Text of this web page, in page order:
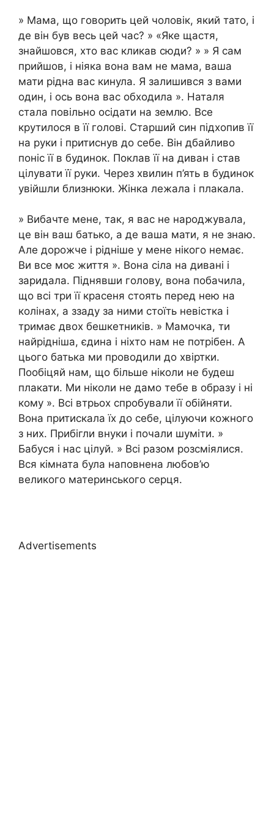
» Мама, що говорить цей чоловік, який тато, і
де він був весь цей час? » «Яке щастя,
знайшовся, хто вас кликав сюди? » » Я сам
прийшов, і ніяка вона вам не мама, ваша
мати рідна вас кинула. Я залишився з вами
один, і ось вона вас обходила ». Наталя
стала повільно осідати на землю. Все
крутилося в її голові. Старший син підхопив її
на руки і притиснув до себе. Він дбайливо
поніс її в будинок. Поклав її на диван і став
цілувати її руки. Через хвилин п’ять в будинок
увійшли близнюки. Жінка лежала і плакала.
» Вибачте мене, так, я вас не народжувала,
це він ваш батько, а де ваша мати, я не знаю.
Але дорожче і рідніше у мене нікого немає.
Ви все моє життя ». Вона сіла на дивані і
заридала. Піднявши голову, вона побачила,
що всі три її красеня стоять перед нею на
колінах, а ззаду за ними стоїть невістка і
тримає двох бешкетників. » Мамочка, ти
найрідніша, єдина і ніхто нам не потрібен. А
цього батька ми проводили до хвіртки.
Пообіцяй нам, що більше ніколи не будеш
плакати. Ми ніколи не дамо тебе в образу і ні
кому ». Всі втрьох спробували її обійняти.
Вона притискала їх до себе, цілуючи кожного
з них. Прибігли внуки і почали шуміти. »
Бабуся і нас цілуй. » Всі разом розсміялися.
Вся кімната була наповнена любов’ю
великого материнського серця.
Advertisements